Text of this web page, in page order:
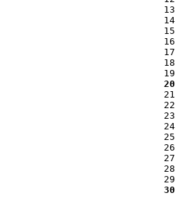
13
14
15
16
17
18
19
20
21
22
23
24
25
26
27
28
29
30